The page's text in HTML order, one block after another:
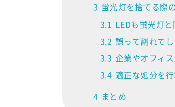
3 蛍光灯を捨てる際
3.1 LEDも蛍光灯
3.2 誤って割れて
3.3 企業やオフィ
3.4 適正な処分を
4 まとめ